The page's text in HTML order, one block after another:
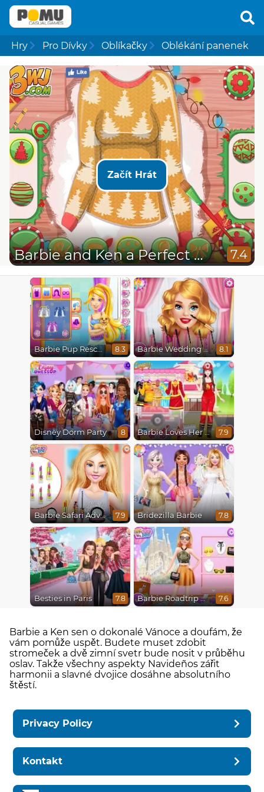
Hry Pro Dívky Oblíkačky Oblékání panenek
Začít Hrát
Barbie and Ken a Perfect Christmas 7.4
Barbie Pup Rescue 8.3 Barbie Wedding Fun 8.1
Disney Dorm Party 8 Barbie Loves Her Job 7.9
Barbie Safari Adventure 7.9 Bridezilla Barbie 7.8
Besties in Paris 7.8 Barbie Roadtrip Adventure 7.6
Barbie a Ken sen o dokonalé Vánoce a doufám, že
vám pomůže uspět. Budete muset zdobit
stromeček a dvě zimní svetr bude nosit v průběhu
oslav. Takže všechny aspekty Navideños zářit
harmonii a slavné dvojice dosáhne absolutního
štěstí.
Privacy Policy
Kontakt